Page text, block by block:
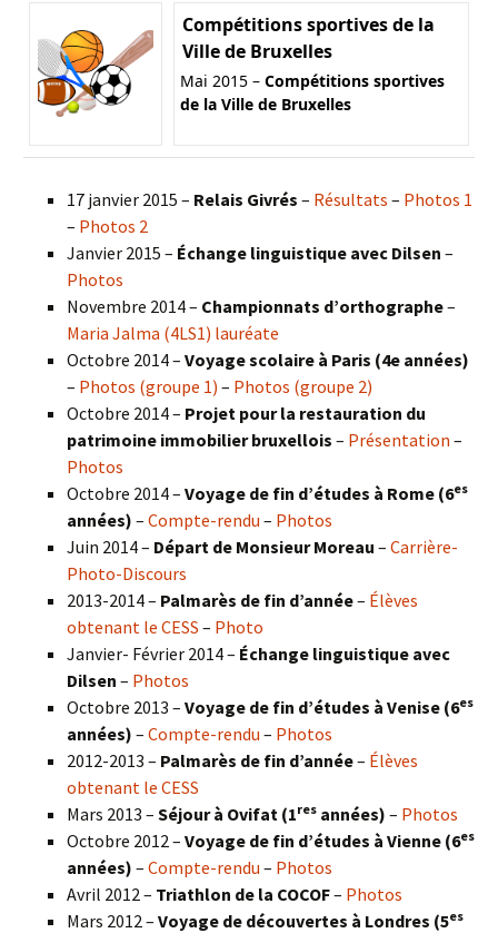
Compétitions sportives de la
Ville de Bruxelles
Mai 2015 – Compétitions sportives
de la Ville de Bruxelles
17 janvier 2015 – Relais Givrés – Résultats – Photos 1
– Photos 2
Janvier 2015 – Échange linguistique avec Dilsen –
Photos
Novembre 2014 – Championnats d’orthographe–
Maria Jalma (4LS1) lauréate
Octobre 2014 – Voyage scolaire à Paris (4e années)
– Photos (groupe 1) – Photos (groupe 2)
Octobre 2014 – Projet pour la restauration du
patrimoine immobilier bruxellois – Présentation –
Photos
Octobre 2014 – Voyage de fin d’études à Rome (6es
années) – Compte-rendu – Photos
Juin 2014 – Départ de Monsieur Moreau – Carrière-
Photo-Discours
2013-2014 – Palmarès de fin d’année– Élèves
obtenant le CESS – Photo
Janvier- Février 2014 – Échange linguistique avec
Dilsen – Photos
Octobre 2013 – Voyage de fin d’études à Venise (6es
années) – Compte-rendu – Photos
2012-2013 – Palmarès de fin d’année– Élèves
obtenant le CESS
Mars 2013 – Séjour à Ovifat (1res années) – Photos
Octobre 2012 – Voyage de fin d’études à Vienne (6es
années) – Compte-rendu – Photos
Avril 2012 – Triathlon de la COCOF– Photos
Mars 2012 – Voyage de découvertes à Londres (5es